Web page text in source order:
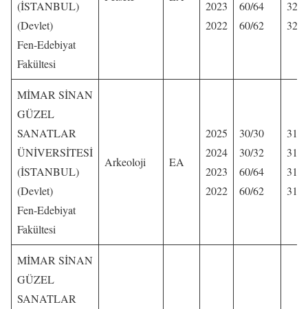
(İSTANBUL)
(Devlet)
Fen-Edebiyat
Fakültesi
2023
2022
60/64
60/62
MİMAR SİNAN
GÜZEL
SANATLAR
ÜNİVERSİTESİ
(İSTANBUL)
(Devlet)
Fen-Edebiyat
Fakültesi
Arkeoloji EA
2025
2024
2023
2022
30/30
30/32
60/64
60/62
318
MİMAR SİNAN
GÜZEL
SANATLAR